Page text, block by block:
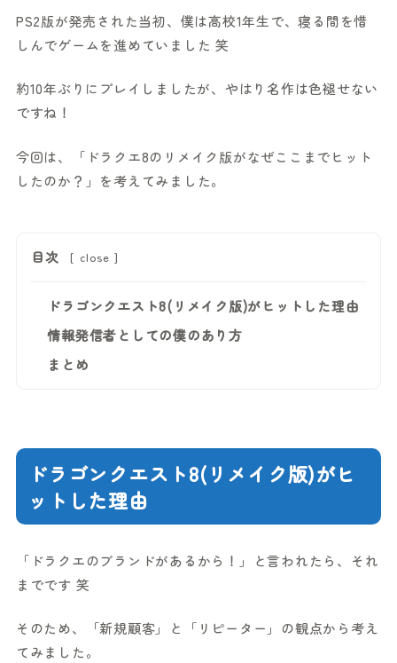
PS2版が発売された当初、僕は高校1年生で、寝る間を惜
しんでゲームを進めていました 笑
約10年ぶりにプレイしましたが、やはり名作は色褪せない
ですね！
今回は、「ドラクエ8のリメイク版がなぜここまでヒット
したのか？」を考えてみました。
目次 [ close ]
ドラゴンクエスト8(リメイク版)がヒットした理由
情報発信者としての僕のあり方
まとめ
ドラゴンクエスト8(リメイク版)がヒ
ットした理由
「ドラクエのブランドがあるから！」と言われたら、それ
までです 笑
そのため、「新規顧客」と「リピーター」の観点から考え
てみました。